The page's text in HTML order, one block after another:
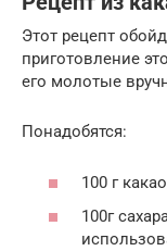
Этот рецепт
приготовление
его молотые
Понадобятся:
100 г
100г